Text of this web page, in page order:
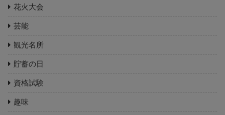
花火大会
芸能
観光名所
貯蓄の日
資格試験
趣味